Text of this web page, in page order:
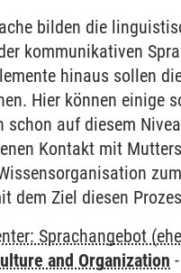
bilden die
kommunikativen
hinaus sollen
Hier können einige
auf diesem
Kontakt mit
dem Ziel diesen
Sprachangebot
and Organization -